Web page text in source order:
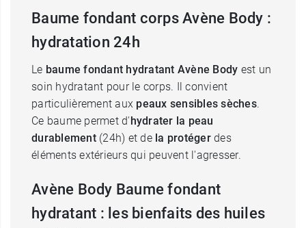
Baume fondant corps Avène Body :
hydratation 24h
Le baume fondant hydratant Avène Body est un
soin hydratant pour le corps. Il convient
particulièrement aux peaux sensibles sèches.
Ce baume permet d'hydrater la peau
durablement(24h) et de la protéger des
éléments extérieurs qui peuvent l'agresser.
Avène Body Baume fondant
hydratant : les bienfaits des huiles